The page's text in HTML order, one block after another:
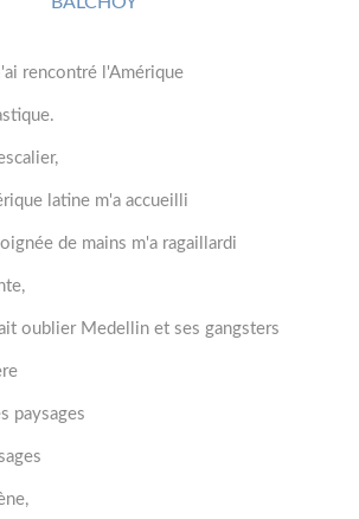
rencontré l'Amérique
latine m'a accueilli
de mains m'a ragaillardi
oublier Medellin et ses gangsters
paysages